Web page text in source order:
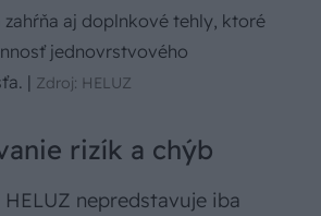
aj doplnkové tehly, ktoré
jednovrstvového
| Zdroj: HELUZ
rizík a chýb
nepredstavuje iba